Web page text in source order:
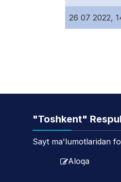
26 07 2022,
"Toshkent"
Sayt ma'lumotlaridan
Aloqa